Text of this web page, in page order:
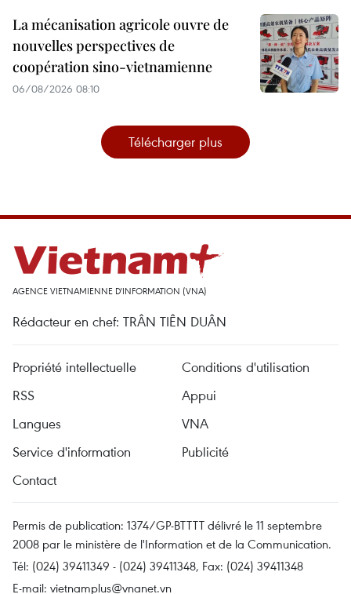
La mécanisation agricole ouvre de
nouvelles perspectives de
coopération sino-vietnamienne
06/08/2026 08:10
Télécharger plus
AGENCE VIETNAMIENNE D'INFORMATION (VNA)
Rédacteur en chef: TRÂN TIÊN DUÂN
Propriété intellectuelle
Conditions d'utilisation
RSS
Appui
Langues
VNA
Service d'information
Publicité
Contact
Permis de publication: 1374/GP-BTTTT délivré le 11 septembre
2008 par le ministère de l'Information et de la Communication.
Tél: (024) 39411349 - (024) 39411348, Fax: (024) 39411348
E-mail: vietnamplus@vnanet.vn